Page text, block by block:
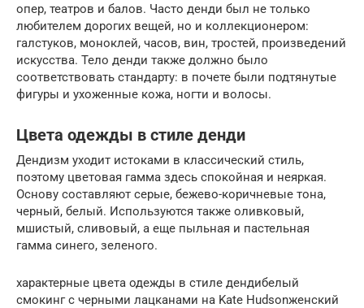
опер, театров и балов. Часто денди был не только
любителем дорогих вещей, но и коллекционером:
галстуков, моноклей, часов, вин, тростей, произведений
искусства. Тело денди также должно было
соответствовать стандарту: в почете были подтянутые
фигуры и ухоженные кожа, ногти и волосы.
Цвета одежды в стиле денди
Дендизм уходит истоками в классический стиль,
поэтому цветовая гамма здесь спокойная и неяркая.
Основу составляют серые, бежево-коричневые тона,
черный, белый. Используются также оливковый,
мшистый, сливовый, а еще пыльная и пастельная
гамма синего, зеленого.
характерные цвета одежды в стиле дендибелый
смокинг с черными лацканами на Kate Hudsonженский